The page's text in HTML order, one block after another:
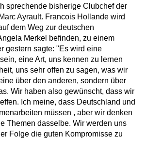
sprechende bisherige Clubchef der
Ayrault. Francois Hollande wird
dem Weg zur deutschen
Merkel befinden, zu einem
gestern sagte: "Es wird eine
eine Art, uns kennen zu lernen
uns sehr offen zu sagen, was wir
über den anderen, sondern über
Wir haben also gewünscht, dass wir
Ich meine, dass Deutschland und
müssen , aber wir denken
Themen dasselbe. Wir werden uns
Folge die guten Kompromisse zu